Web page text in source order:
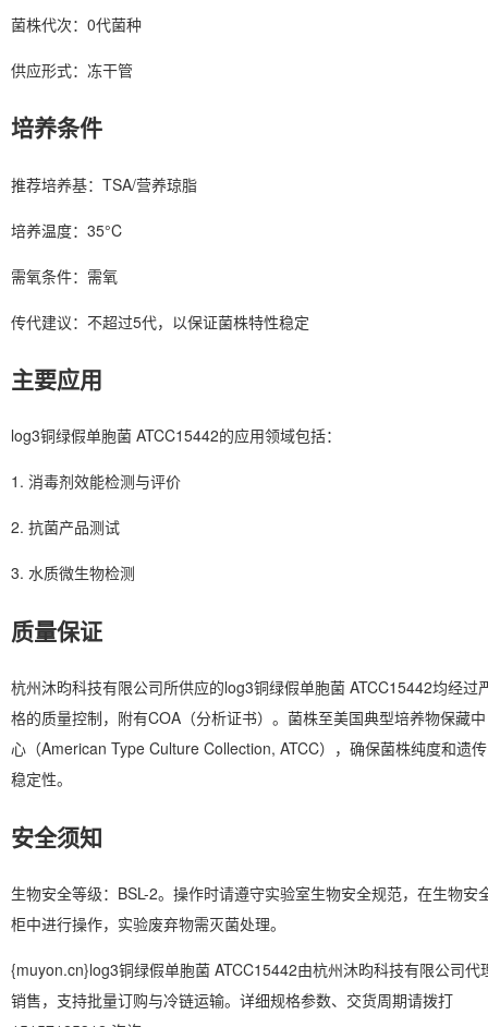
菌株代次：0代菌种
供应形式：冻干管
培养条件
推荐培养基：TSA/营养琼脂
培养温度：35°C
需氧条件：需氧
传代建议：不超过5代，以保证菌株特性稳定
主要应用
log3铜绿假单胞菌 ATCC15442的应用领域包括：
1. 消毒剂效能检测与评价
2. 抗菌产品测试
3. 水质微生物检测
质量保证
杭州沐昀科技有限公司所供应的log3铜绿假单胞菌 ATCC15442均经过
格的质量控制，附有COA（分析证书）。菌株至美国典型培养物保藏中
心（American Type Culture Collection, ATCC），确保菌株纯度和遗传
稳定性。
安全须知
生物安全等级：BSL-2。操作时请遵守实验室生物安全规范，在生物安
柜中进行操作，实验废弃物需灭菌处理。
{muyon.cn}log3铜绿假单胞菌 ATCC15442由杭州沐昀科技有限公司代
销售，支持批量订购与冷链运输。详细规格参数、交货周期请拨打